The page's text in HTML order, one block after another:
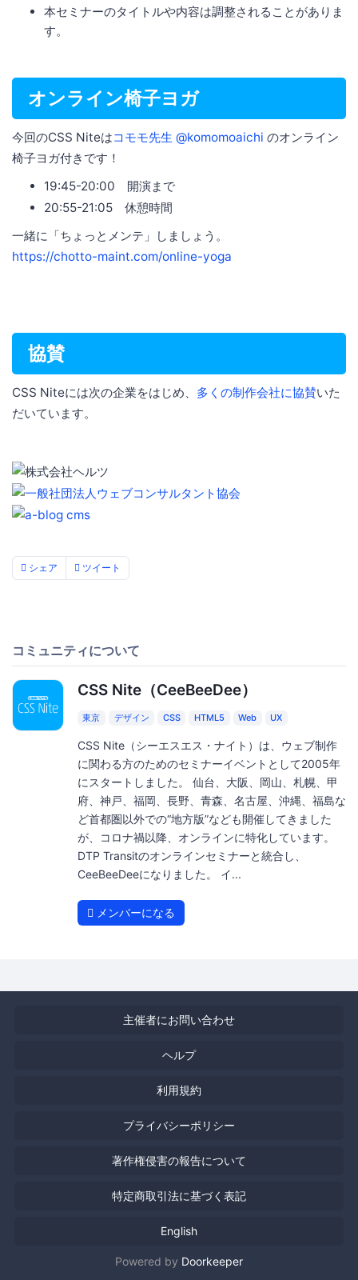
本セミナーのタイトルや内容は調整されることがありま
す。
オンライン椅子ヨガ
今回のCSS Niteはコモモ先生 @komomoaichi のオンライン
椅子ヨガ付きです！
19:45-20:00 開演まで
20:55-21:05 休憩時間
一緒に「ちょっとメンテ」しましょう。
https://chotto-maint.com/online-yoga
協賛
CSS Niteには次の企業をはじめ、 多くの制作会社に協賛いた
だいています。
シェア ツイート
コミュニティについて
CSS Nite（CeeBeeDee）
東京 デザイン CSS HTML5 Web UX
CSS Nite（シーエスエス・ナイト）は、ウェブ制作
に関わる方のためのセミナーイベントとして2005年
にスタートしました。 仙台、大阪、岡山、札幌、甲
府、神戸、福岡、長野、青森、名古屋、沖縄、福島な
ど首都圏以外での“地方版”なども開催してきました
が、コロナ禍以降、オンラインに特化しています。
DTP Transitのオンラインセミナーと統合し、
CeeBeeDeeになりました。 イ...
メンバーになる
主催者にお問い合わせ
ヘルプ
利用規約
プライバシーポリシー
著作権侵害の報告について
特定商取引法に基づく表記
English
Powered by Doorkeeper